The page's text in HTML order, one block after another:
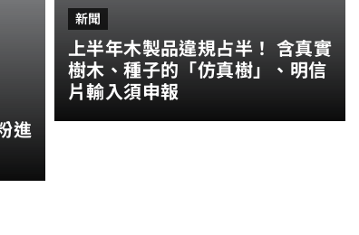
進
新聞
上半年木製品違規占半！ 含真實
樹木、種子的「仿真樹」、明信
片輸入須申報